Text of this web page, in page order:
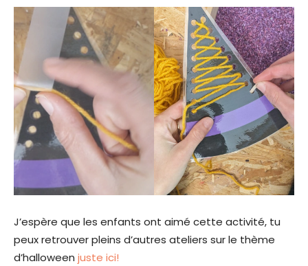
l
e
f
e
n
ê
t
r
e
)
J’espère que les enfants ont aimé cette activité, tu
peux retrouver pleins d’autres ateliers sur le thème
d’halloween juste ici!